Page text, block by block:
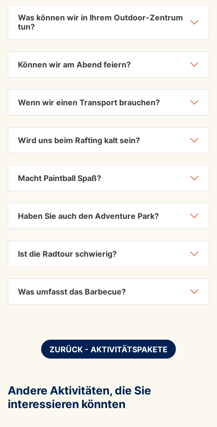
Was können wir in Ihrem Outdoor-Zentrum
tun?
Können wir am Abend feiern?
Wenn wir einen Transport brauchen?
Wird uns beim Rafting kalt sein?
Macht Paintball Spaß?
Haben Sie auch den Adventure Park?
Ist die Radtour schwierig?
Was umfasst das Barbecue?
ZURÜCK - AKTIVITÄTSPAKETE
Andere Aktivitäten, die Sie
interessieren könnten